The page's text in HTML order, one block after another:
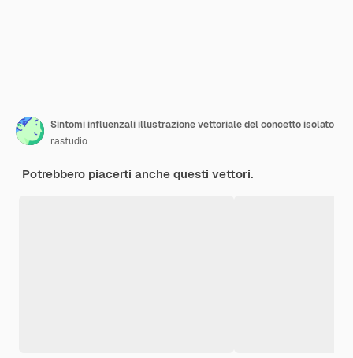
Sintomi influenzali illustrazione vettoriale del concetto isolato
rastudio
Potrebbero piacerti anche questi vettori.